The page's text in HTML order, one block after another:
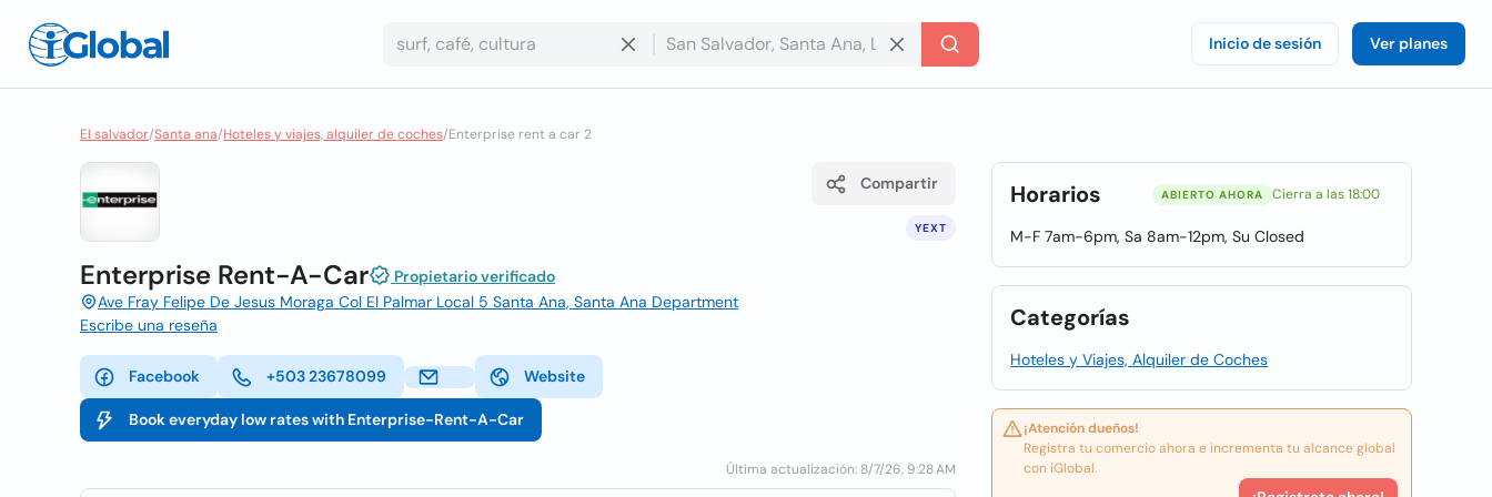
Inicio de sesión Ver planes
El salvador/Santa ana/Hoteles y viajes, alquiler de coches/Enterprise rent a car 2
YEXT
Compartir
Enterprise Rent-A-Car
Propietario verificado
Ave Fray Felipe De Jesus Moraga Col El Palmar Local 5 Santa Ana, Santa Ana Department
Escribe una reseña
Facebook +503 23678099 Website
Book everyday low rates with Enterprise-Rent-A-Car
Última actualización: 8/7/26, 9:28 AM
Horarios ABIERTO AHORA Cierra a las 18:00
M-F 7am-6pm, Sa 8am-12pm, Su Closed
Categorías
Hoteles y Viajes, Alquiler de Coches
¡Atención dueños!
Registra tu comercio ahora e incrementa tu alcance global
con iGlobal.